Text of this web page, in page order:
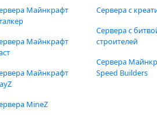
Майнкрафт
Майнкрафт
Майнкрафт
MineZ
Сервера с
Сервера с
строителей
Сервера
Speed Builders